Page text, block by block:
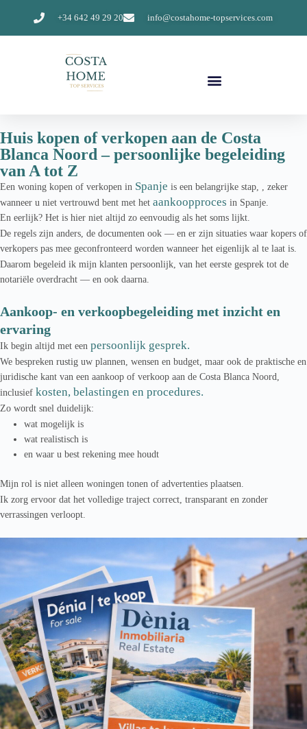
+34 642 49 29 20 info@costahome-topservices.com
Huis kopen of verkopen aan de Costa
Blanca Noord – persoonlijke begeleiding
van A tot Z
Een woning kopen of verkopen in Spanje is een belangrijke stap, , zeker
wanneer u niet vertrouwd bent met het aankoopproces in Spanje.
En eerlijk? Het is hier niet altijd zo eenvoudig als het soms lijkt.
De regels zijn anders, de documenten ook — en er zijn situaties waar kopers of
verkopers pas mee geconfronteerd worden wanneer het eigenlijk al te laat is.
Daarom begeleid ik mijn klanten persoonlijk, van het eerste gesprek tot de
notariële overdracht — en ook daarna.
Aankoop- en verkoopbegeleiding met inzicht en
ervaring
Ik begin altijd met een persoonlijk gesprek.
We bespreken rustig uw plannen, wensen en budget, maar ook de praktische en
juridische kant van een aankoop of verkoop aan de Costa Blanca Noord,
inclusief kosten, belastingen en procedures.
Zo wordt snel duidelijk:
wat mogelijk is
wat realistisch is
en waar u best rekening mee houdt
Mijn rol is niet alleen woningen tonen of advertenties plaatsen.
Ik zorg ervoor dat het volledige traject correct, transparant en zonder
verrassingen verloopt.